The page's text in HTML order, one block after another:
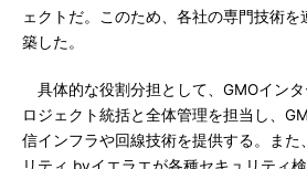
ェクトだ。このため、各社の専門技術
築した。
具体的な役割分担として、GMOイン
ロジェクト統括と全体管理を担当し、
信インフラや回線技術を提供する。また